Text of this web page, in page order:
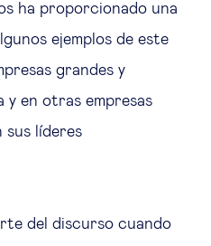
ha proporcionado una
ejemplos de este
grandes y
y en otras empresas
sus líderes
del discurso cuando